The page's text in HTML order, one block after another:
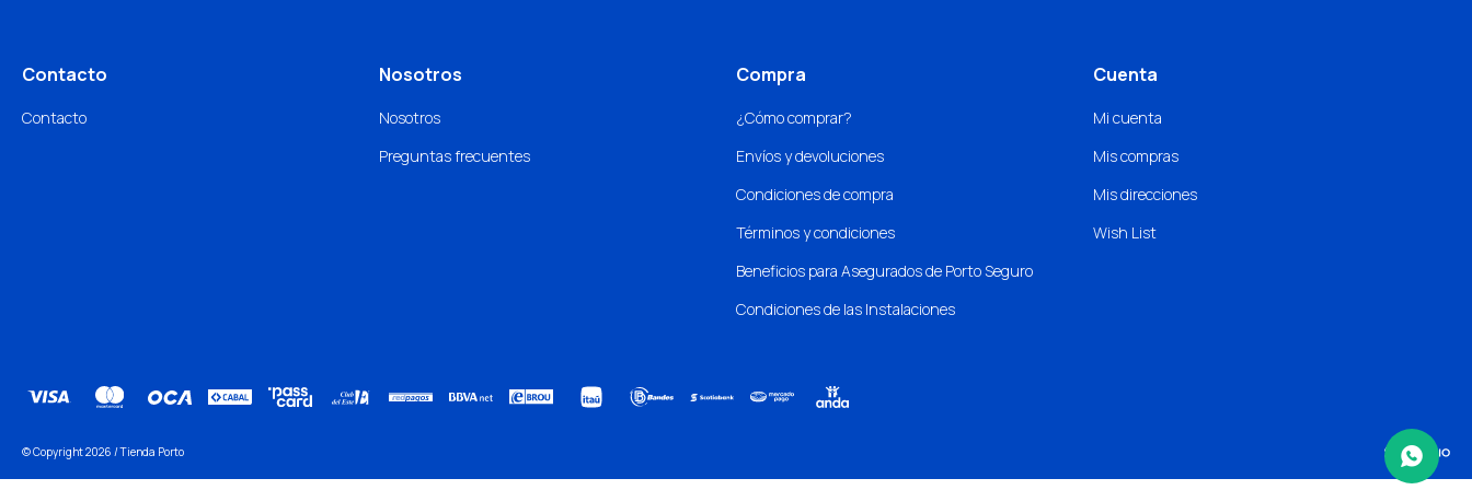
Contacto
Contacto
Nosotros
Nosotros
Preguntas frecuentes
Compra
¿Cómo comprar?
Envíos y devoluciones
Condiciones de compra
Términos y condiciones
Beneficios para Asegurados de Porto Seguro
Condiciones de las Instalaciones
Cuenta
Mi cuenta
Mis compras
Mis direcciones
Wish List
© Copyright 2026 / Tienda Porto